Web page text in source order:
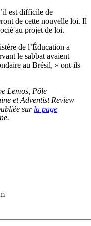
est difficile de
de cette nouvelle loi. Il
au projet de loi.
de l’Éducation a
le sabbat avaient
au Brésil, » ont-ils
Lemos, Pôle
etAdventist Review
sur la page